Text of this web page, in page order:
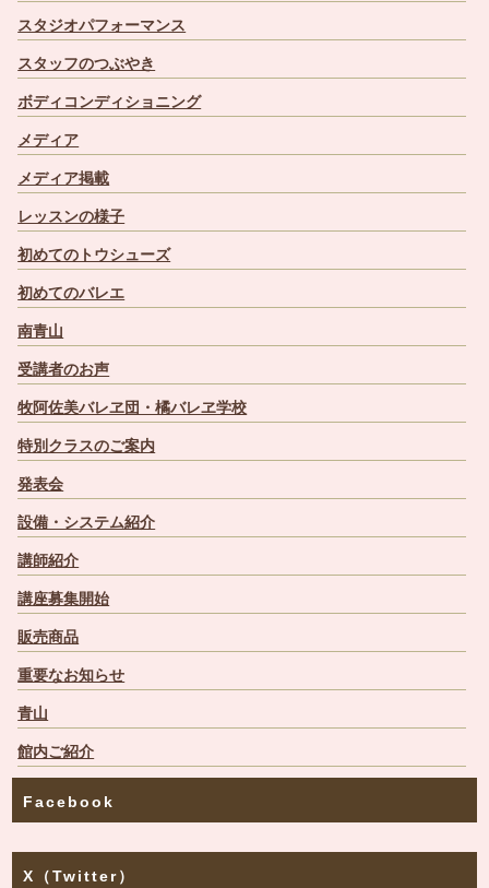
スタジオパフォーマンス
スタッフのつぶやき
ボディコンディショニング
メディア
メディア掲載
レッスンの様子
初めてのトウシューズ
初めてのバレエ
南青山
受講者のお声
牧阿佐美バレヱ団・橘バレヱ学校
特別クラスのご案内
発表会
設備・システム紹介
講師紹介
講座募集開始
販売商品
重要なお知らせ
青山
館内ご紹介
Facebook
X（Twitter）